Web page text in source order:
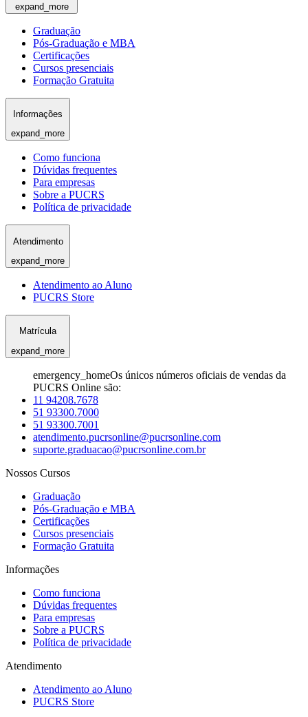
expand_more
Graduação
Pós-Graduação e MBA
Certificações
Cursos presenciais
Formação Gratuita
Informações
expand_more
Como funciona
Dúvidas frequentes
Para empresas
Sobre a PUCRS
Política de privacidade
Atendimento
expand_more
Atendimento ao Aluno
PUCRS Store
Matrícula
expand_more
emergency_homeOs únicos números oficiais de vendas da
PUCRS Online são:
11 94208.7678
51 93300.7000
51 93300.7001
atendimento.pucrsonline@pucrsonline.com
suporte.graduacao@pucrsonline.com.br
Nossos Cursos
Graduação
Pós-Graduação e MBA
Certificações
Cursos presenciais
Formação Gratuita
Informações
Como funciona
Dúvidas frequentes
Para empresas
Sobre a PUCRS
Política de privacidade
Atendimento
Atendimento ao Aluno
PUCRS Store